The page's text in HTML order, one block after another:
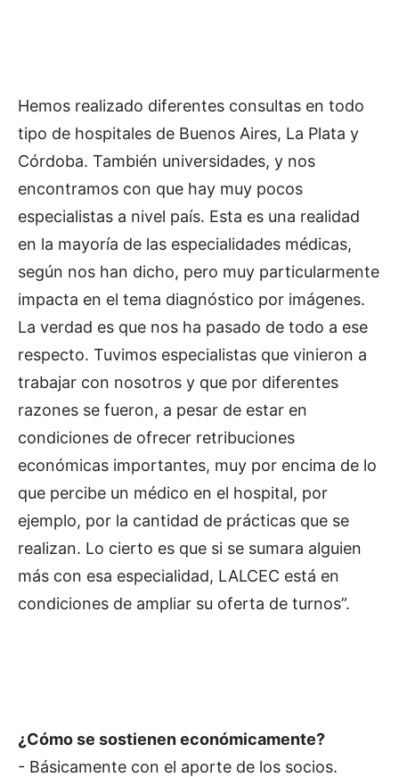
Hemos realizado diferentes consultas en todo
tipo de hospitales de Buenos Aires, La Plata y
Córdoba. También universidades, y nos
encontramos con que hay muy pocos
especialistas a nivel país. Esta es una realidad
en la mayoría de las especialidades médicas,
según nos han dicho, pero muy particularmente
impacta en el tema diagnóstico por imágenes.
La verdad es que nos ha pasado de todo a ese
respecto. Tuvimos especialistas que vinieron a
trabajar con nosotros y que por diferentes
razones se fueron, a pesar de estar en
condiciones de ofrecer retribuciones
económicas importantes, muy por encima de lo
que percibe un médico en el hospital, por
ejemplo, por la cantidad de prácticas que se
realizan. Lo cierto es que si se sumara alguien
más con esa especialidad, LALCEC está en
condiciones de ampliar su oferta de turnos”.
¿Cómo se sostienen económicamente?
- Básicamente con el aporte de los socios.